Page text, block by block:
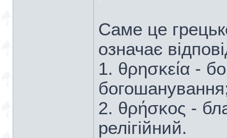
Саме це
означає
1. θρησκεία -
2. θρήσκος -
релігійний.